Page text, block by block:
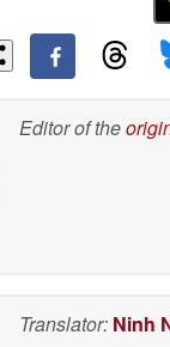
Editor of the
Translator: Ninh